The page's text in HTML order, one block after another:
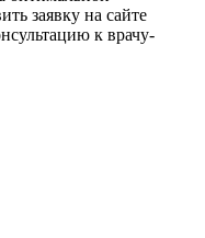
заявку на сайте
к врачу-